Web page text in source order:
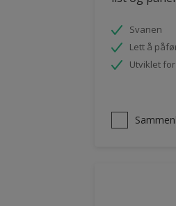
Svanen
Lett å
Utviklet